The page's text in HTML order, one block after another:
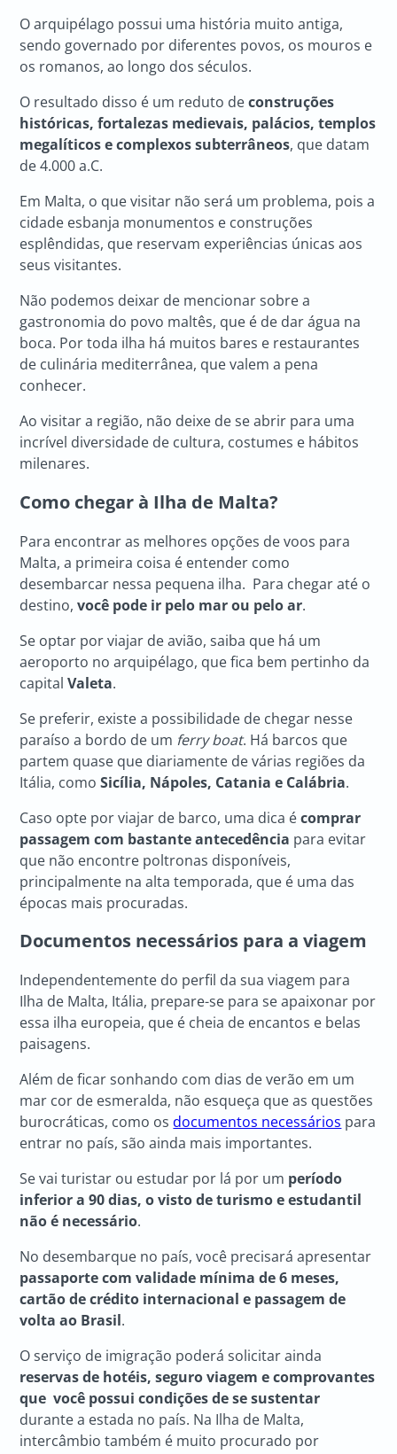
O arquipélago possui uma história muito antiga,
sendo governado por diferentes povos, os mouros e
os romanos, ao longo dos séculos.
O resultado disso é um reduto deconstruções
históricas, fortalezas medievais, palácios, templos
megalíticos e complexos subterrâneos, que datam
de 4.000 a.C.
Em Malta, o que visitar não será um problema, pois a
cidade esbanja monumentos e construções
esplêndidas, que reservam experiências únicas aos
seus visitantes.
Não podemos deixar de mencionar sobre a
gastronomia do povo maltês, que é de dar água na
boca. Por toda ilha há muitos bares e restaurantes
de culinária mediterrânea, que valem a pena
conhecer.
Ao visitar a região, não deixe de se abrir para uma
incrível diversidade de cultura, costumes e hábitos
milenares.
Como chegar à Ilha de Malta?
Para encontrar as melhores opções de voos para
Malta, a primeira coisa é entender como
desembarcar nessa pequena ilha. Para chegar até o
destino,você pode ir pelo mar ou pelo ar.
Se optar por viajar de avião, saiba que há um
aeroporto no arquipélago, que fica bem pertinho da
capitalValeta.
Se preferir, existe a possibilidade de chegar nesse
paraíso a bordo de um ferry boat. Há barcos que
partem quase que diariamente de várias regiões da
Itália, comoSicília, Nápoles, Catania e Calábria.
Caso opte por viajar de barco, uma dica écomprar
passagem com bastante antecedência para evitar
que não encontre poltronas disponíveis,
principalmente na alta temporada, que é uma das
épocas mais procuradas.
Documentos necessários para a viagem
Independentemente do perfil da sua viagem para
Ilha de Malta, Itália, prepare-se para se apaixonar por
essa ilha europeia, que é cheia de encantos e belas
paisagens.
Além de ficar sonhando com dias de verão em um
mar cor de esmeralda, não esqueça que as questões
burocráticas, como osdocumentos necessários para
entrar no país, são ainda mais importantes.
Se vai turistar ou estudar por lá por um período
inferior a 90 dias, o visto de turismo e estudantil
não é necessário.
No desembarque no país, você precisará apresentar
passaporte com validade mínima de 6 meses,
cartão de crédito internacional e passagem de
volta ao Brasil.
O serviço de imigração poderá solicitar ainda
reservas de hotéis, seguro viagem e comprovantes
que você possui condições de se sustentar
durante a estada no país. Na Ilha de Malta,
intercâmbio também é muito procurado por